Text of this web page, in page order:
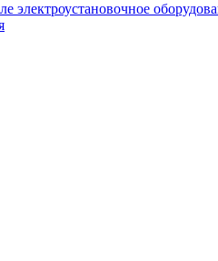
электроустановочное